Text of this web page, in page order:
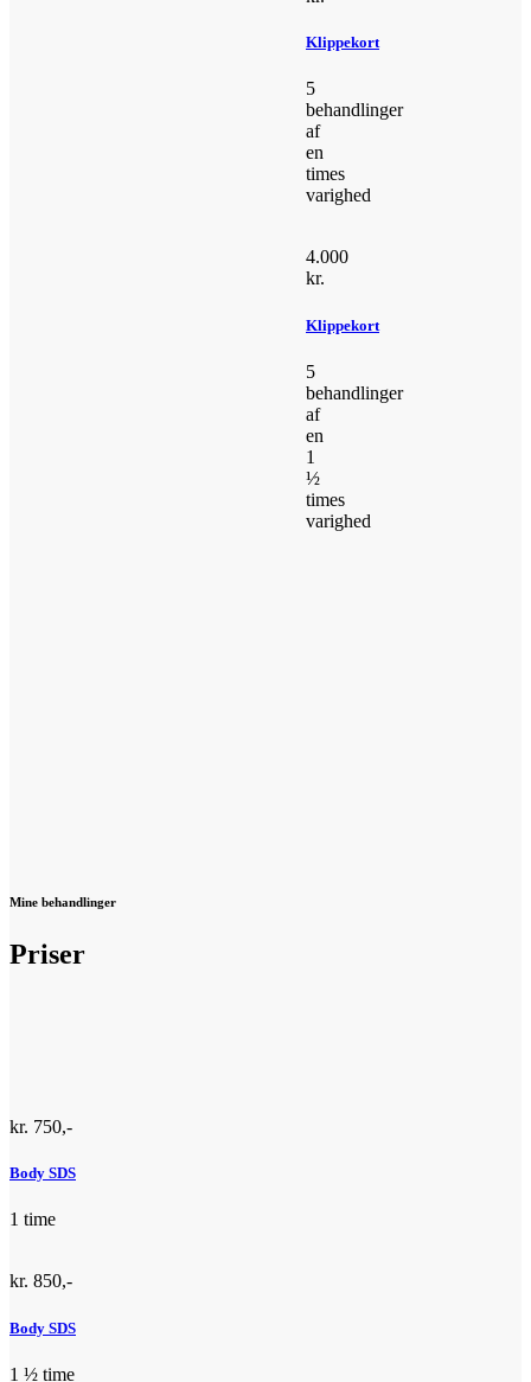
Klippekort
5
behandlinger
af
en
times
varighed
4.000
kr.
Klippekort
5
behandlinger
af
en
1
½
times
varighed
Mine behandlinger
Priser
kr. 750,-
Body SDS
1 time
kr. 850,-
Body SDS
1 ½ time